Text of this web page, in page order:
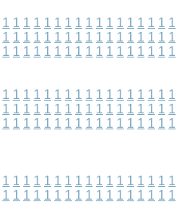
1 1 1 1 1 1 1 1 1 1 1 1 1 1 1 1 1
1 1 1 1 1 1 1 1 1 1 1 1 1 1 1 1 1
1 1 1 1 1 1 1 1 1 1 1 1 1 1 1 1 1
1 1 1 1 1 1 1 1 1 1 1 1 1 1 1 1 1
1 1 1 1 1 1 1 1 1 1 1 1 1 1 1 1 1
1 1 1 1 1 1 1 1 1 1 1 1 1 1 1 1 1
1 1 1 1 1 1 1 1 1 1 1 1 1 1 1 1 1
1 1 1 1 1 1 1 1 1 1 1 1 1 1 1 1 1